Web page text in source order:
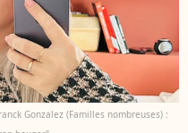
Gonzalez (Familles nombreuses) :